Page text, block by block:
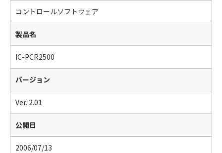
コントロールソフトウェア
製品名
IC-PCR2500
バージョン
Ver. 2.01
公開日
2006/07/13